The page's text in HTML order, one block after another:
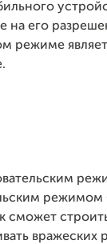
на его
режиме
режимом
сможет
вражеских